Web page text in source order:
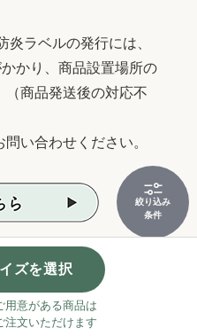
絞り込み
条件
ズを選択
意がある商品は
文いただけます
炎ラベルの発行には、
かり、商品設置場所の
（商品発送後の対応不
い合わせください。
について
、出荷準備・製作等に入